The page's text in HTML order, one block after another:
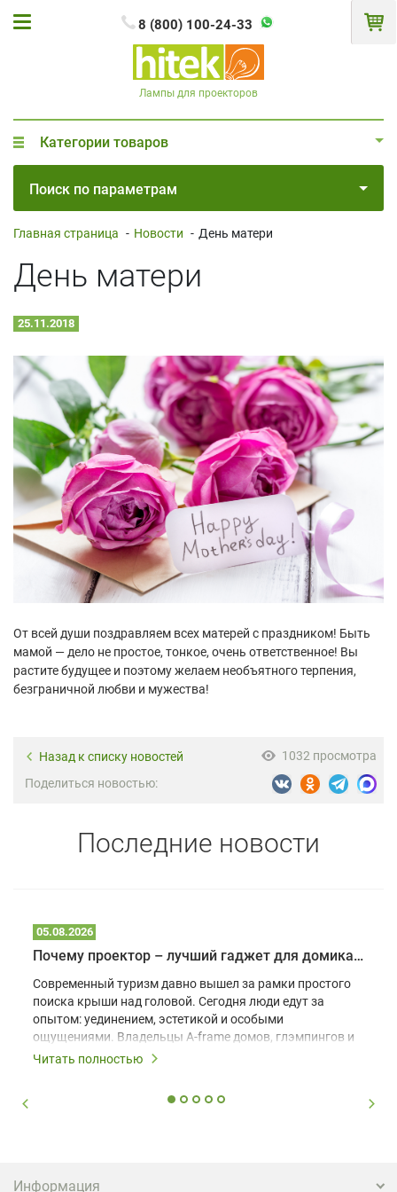
8 (800) 100-24-33
Лампы для проекторов
Категории товаров
Поиск по параметрам
Главная страница - Новости - День матери
День матери
25.11.2018
От всей души поздравляем всех матерей с праздником! Быть
мамой — дело не простое, тонкое, очень ответственное! Вы
растите будущее и поэтому желаем необъятного терпения,
безграничной любви и мужества!
Назад к списку новостей
1032 просмотра
Поделиться новостью:
Последние новости
05.08.2026
Почему проектор – лучший гаджет для домика в глэмпинге
Современный туризм давно вышел за рамки простого
поиска крыши над головой. Сегодня люди едут за
опытом: уединением, эстетикой и особыми
ощущениями. Владельцы A-frame домов, глэмпингов и
шале понимают, что конкуренция растет, и
вернуться и поделиться впечатлениями в соцсетях,
проектора.
Читать полностью
Информация